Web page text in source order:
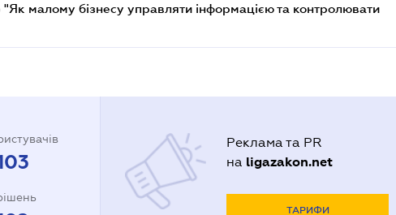
малому бізнесу управляти інформацією та контролювати
Реклама та PR
на ligazakon.net
ТАРИФИ